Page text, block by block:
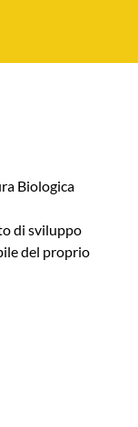
Biologica
di sviluppo
del proprio